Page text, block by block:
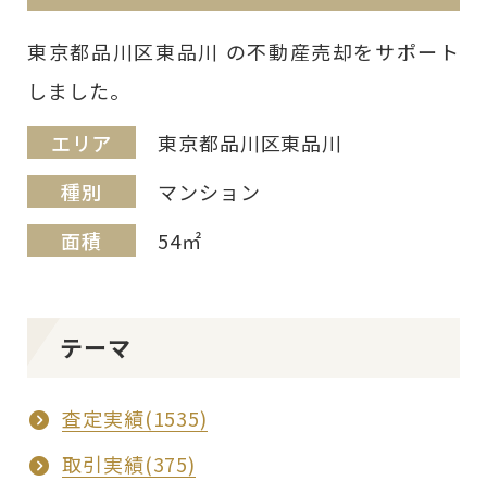
東京都品川区東品川 の不動産売却をサポート
しました。
エリア
東京都品川区東品川
種別
マンション
面積
54㎡
テーマ
査定実績(1535)
取引実績(375)